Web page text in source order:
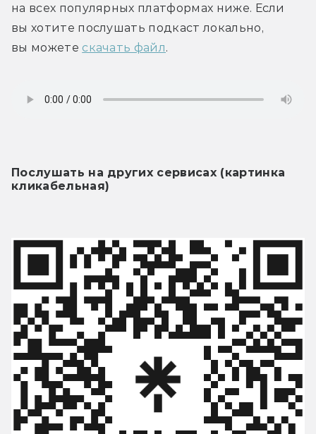
на всех популярных платформах ниже. Если
вы хотите послушать подкаст локально,
вы можете скачать файл.
Послушать на других сервисах (картинка
кликабельная)